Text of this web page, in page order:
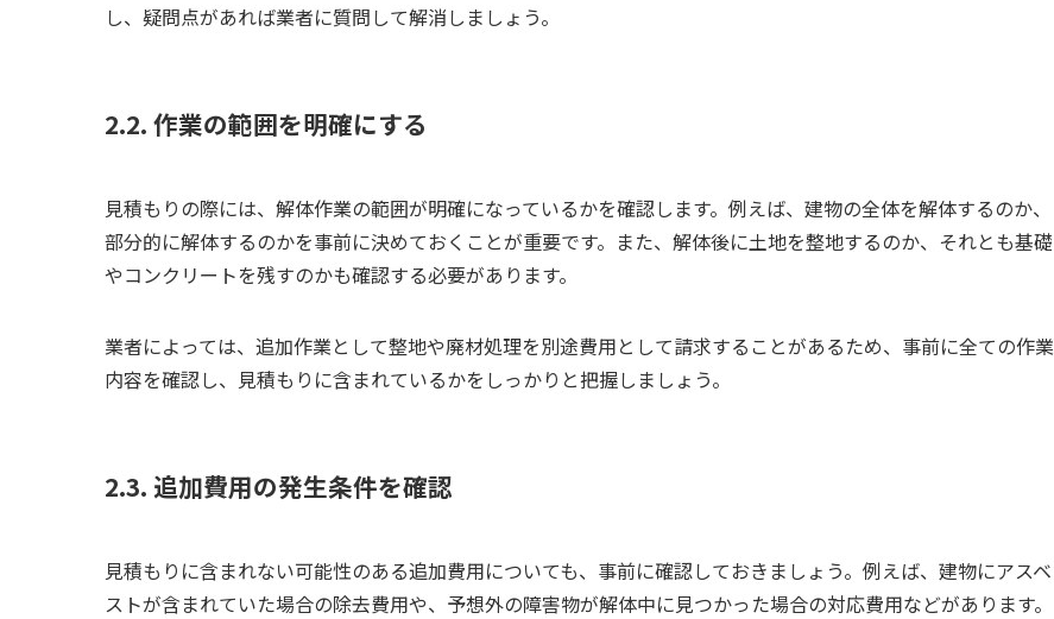
し、疑問点があれば業者に質問して解消しましょう。
2.2. 作業の範囲を明確にする
見積もりの際には、解体作業の範囲が明確になっているかを確認します。例えば、建物の全体を解体するのか、
部分的に解体するのかを事前に決めておくことが重要です。また、解体後に土地を整地するのか、それとも基礎
やコンクリートを残すのかも確認する必要があります。
業者によっては、追加作業として整地や廃材処理を別途費用として請求することがあるため、事前に全ての作業
内容を確認し、見積もりに含まれているかをしっかりと把握しましょう。
2.3. 追加費用の発生条件を確認
見積もりに含まれない可能性のある追加費用についても、事前に確認しておきましょう。例えば、建物にアスベ
ストが含まれていた場合の除去費用や、予想外の障害物が解体中に見つかった場合の対応費用などがあります。